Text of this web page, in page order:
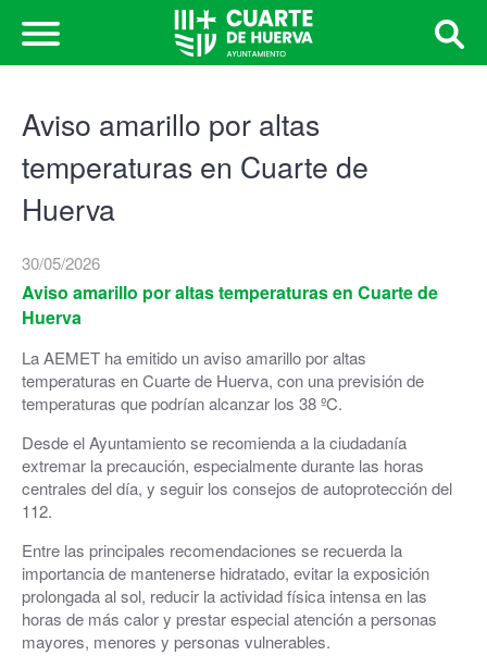
Aviso amarillo por altas
temperaturas en Cuarte de
Huerva
30/05/2026
Aviso amarillo por altas temperaturas en Cuarte de
Huerva
La AEMET ha emitido un aviso amarillo por altas
temperaturas en Cuarte de Huerva, con una previsión de
temperaturas que podrían alcanzar los 38 ºC.
Desde el Ayuntamiento se recomienda a la ciudadanía
extremar la precaución, especialmente durante las horas
centrales del día, y seguir los consejos de autoprotección del
112.
Entre las principales recomendaciones se recuerda la
importancia de mantenerse hidratado, evitar la exposición
prolongada al sol, reducir la actividad física intensa en las
horas de más calor y prestar especial atención a personas
mayores, menores y personas vulnerables.